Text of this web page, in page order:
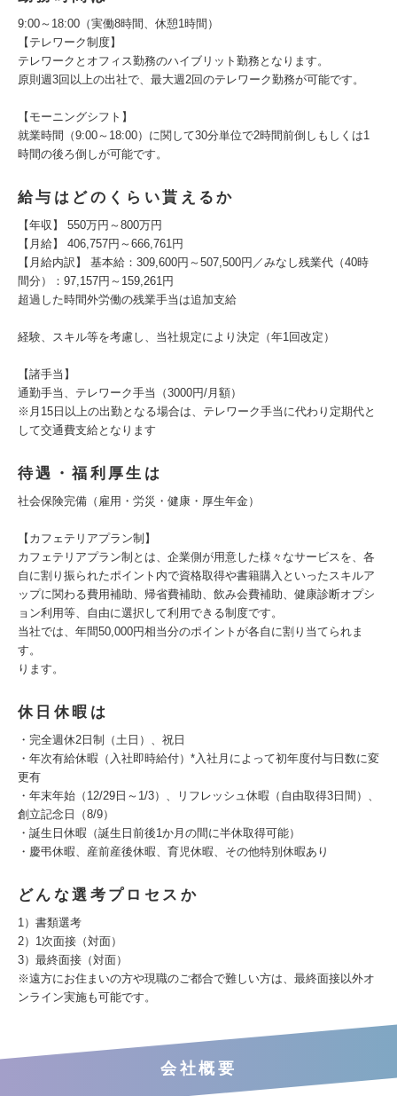
9:00～18:00（実働8時間、休憩1時間）
【テレワーク制度】
テレワークとオフィス勤務のハイブリット勤務となります。
原則週3回以上の出社で、最大週2回のテレワーク勤務が可能です。
【モーニングシフト】
就業時間（9:00～18:00）に関して30分単位で2時間前倒しもしくは1
時間の後ろ倒しが可能です。
給与はどのくらい貰えるか
【年収】 550万円～800万円
【月給】 406,757円～666,761円
【月給内訳】 基本給：309,600円～507,500円／みなし残業代（40時
間分）：97,157円～159,261円
超過した時間外労働の残業手当は追加支給
経験、スキル等を考慮し、当社規定により決定（年1回改定）
【諸手当】
通勤手当、テレワーク手当（3000円/月額）
※月15日以上の出勤となる場合は、テレワーク手当に代わり定期代と
して交通費支給となります
待遇・福利厚生は
社会保険完備（雇用・労災・健康・厚生年金）
【カフェテリアプラン制】
カフェテリアプラン制とは、企業側が用意した様々なサービスを、各
自に割り振られたポイント内で資格取得や書籍購入といったスキルア
ップに関わる費用補助、帰省費補助、飲み会費補助、健康診断オプシ
ョン利用等、自由に選択して利用できる制度です。
当社では、年間50,000円相当分のポイントが各自に割り当てられま
す。
ります。
休日休暇は
・完全週休2日制（土日）、祝日
・年次有給休暇（入社即時給付）*入社月によって初年度付与日数に変
更有
・年末年始（12/29日～1/3）、リフレッシュ休暇（自由取得3日間）、
創立記念日（8/9）
・誕生日休暇（誕生日前後1か月の間に半休取得可能）
・慶弔休暇、産前産後休暇、育児休暇、その他特別休暇あり
どんな選考プロセスか
1）書類選考
2）1次面接（対面）
3）最終面接（対面）
※遠方にお住まいの方や現職のご都合で難しい方は、最終面接以外オ
ンライン実施も可能です。
会社概要